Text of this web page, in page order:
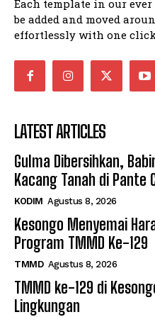
Each template in our
be added and moved
effortlessly with one
LATEST ARTICLES
Gulma Dibersihkan,
Kacang Tanah di Pante
KODIM Agustus 8, 2026
Kesongo Menyemai
Program TMMD Ke-129
TMMD Agustus 8, 2026
TMMD ke-129 di
Lingkungan